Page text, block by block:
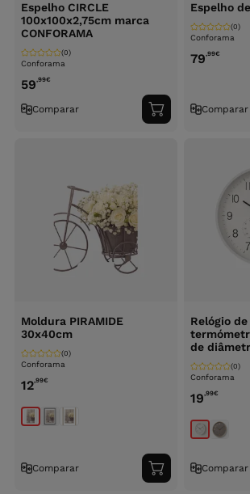
Espelho CIRCLE
100x100x2,75cm marca
CONFORAMA
Conforama
(0)
59,99€
Comparar
Adicionar
ao
Espelho
Conforama
(0)
79,99€
Comparar
Moldura PIRAMIDE
30x40cm
Conforama
(0)
12,99€
Comparar
Adicionar
ao
Relógio
de
Conforama
(0)
19,99€
Comparar